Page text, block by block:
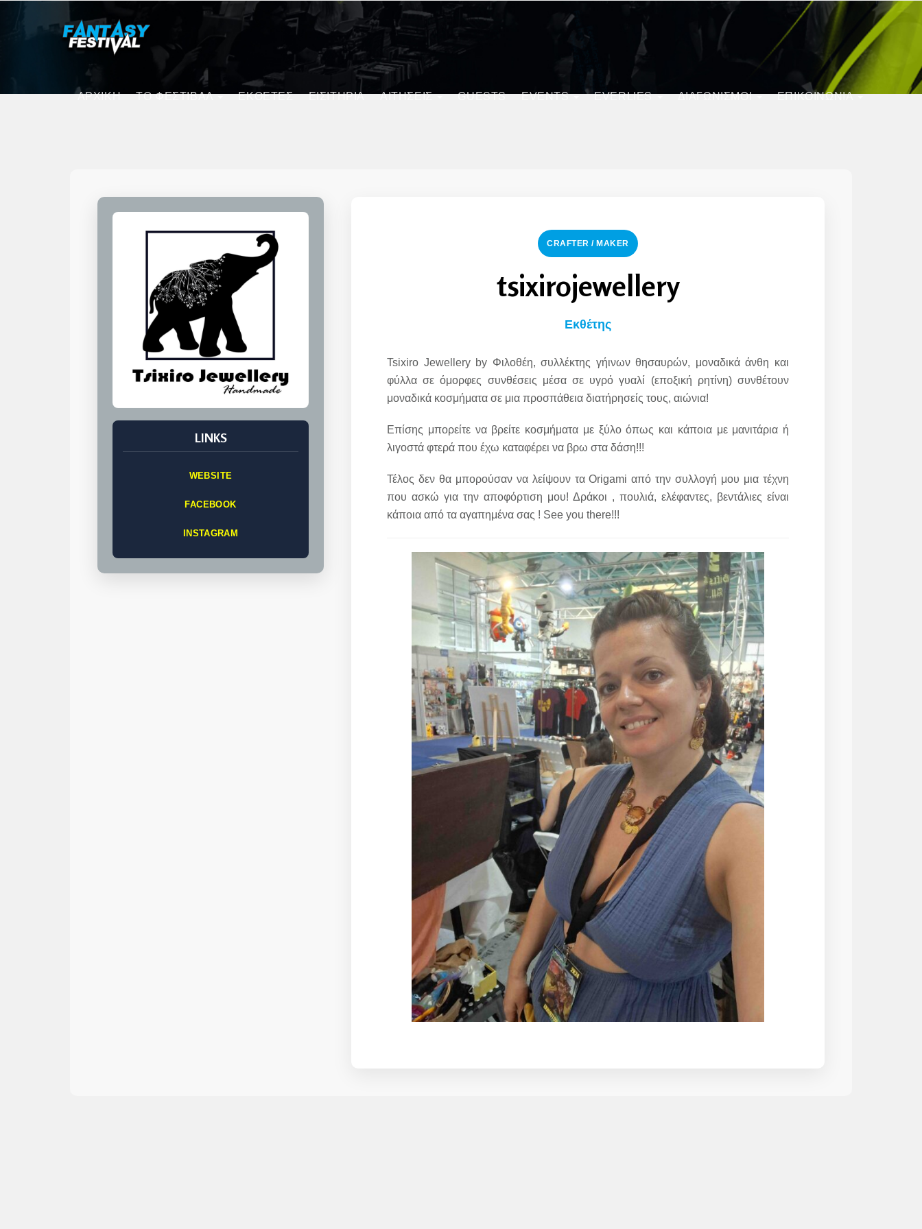
ΑΡΧΙΚΗ ΤΟ ΦΕΣΤΙΒΑΛ ΕΚΘΕΤΕΣ ΕΙΣΙΤΗΡΙΑ ΑΙΤΗΣΕΙΣ GUESTS EVENTS EVERLIES ΔΙΑΓΩΝΙΣΜΟΊ ΕΠΙΚΟΙΝΩΝΙΑ
LINKS
WEBSITE
FACEBOOK
INSTAGRAM
CRAFTER / MAKER
tsixirojewellery
Εκθέτης
Tsixiro Jewellery by Φιλοθέη, συλλέκτης γήινων θησαυρών, μοναδικά άνθη και
φύλλα σε όμορφες συνθέσεις μέσα σε υγρό γυαλί (εποξική ρητίνη) συνθέτουν
μοναδικά κοσμήματα σε μια προσπάθεια διατήρησείς τους, αιώνια!
Επίσης μπορείτε να βρείτε κοσμήματα με ξύλο όπως και κάποια με μανιτάρια ή
λιγοστά φτερά που έχω καταφέρει να βρω στα δάση!!!
Τέλος δεν θα μπορούσαν να λείψουν τα Origami από την συλλογή μου μια τέχνη
που ασκώ για την αποφόρτιση μου! Δράκοι , πουλιά, ελέφαντες, βεντάλιες είναι
κάποια από τα αγαπημένα σας ! See you there!!!